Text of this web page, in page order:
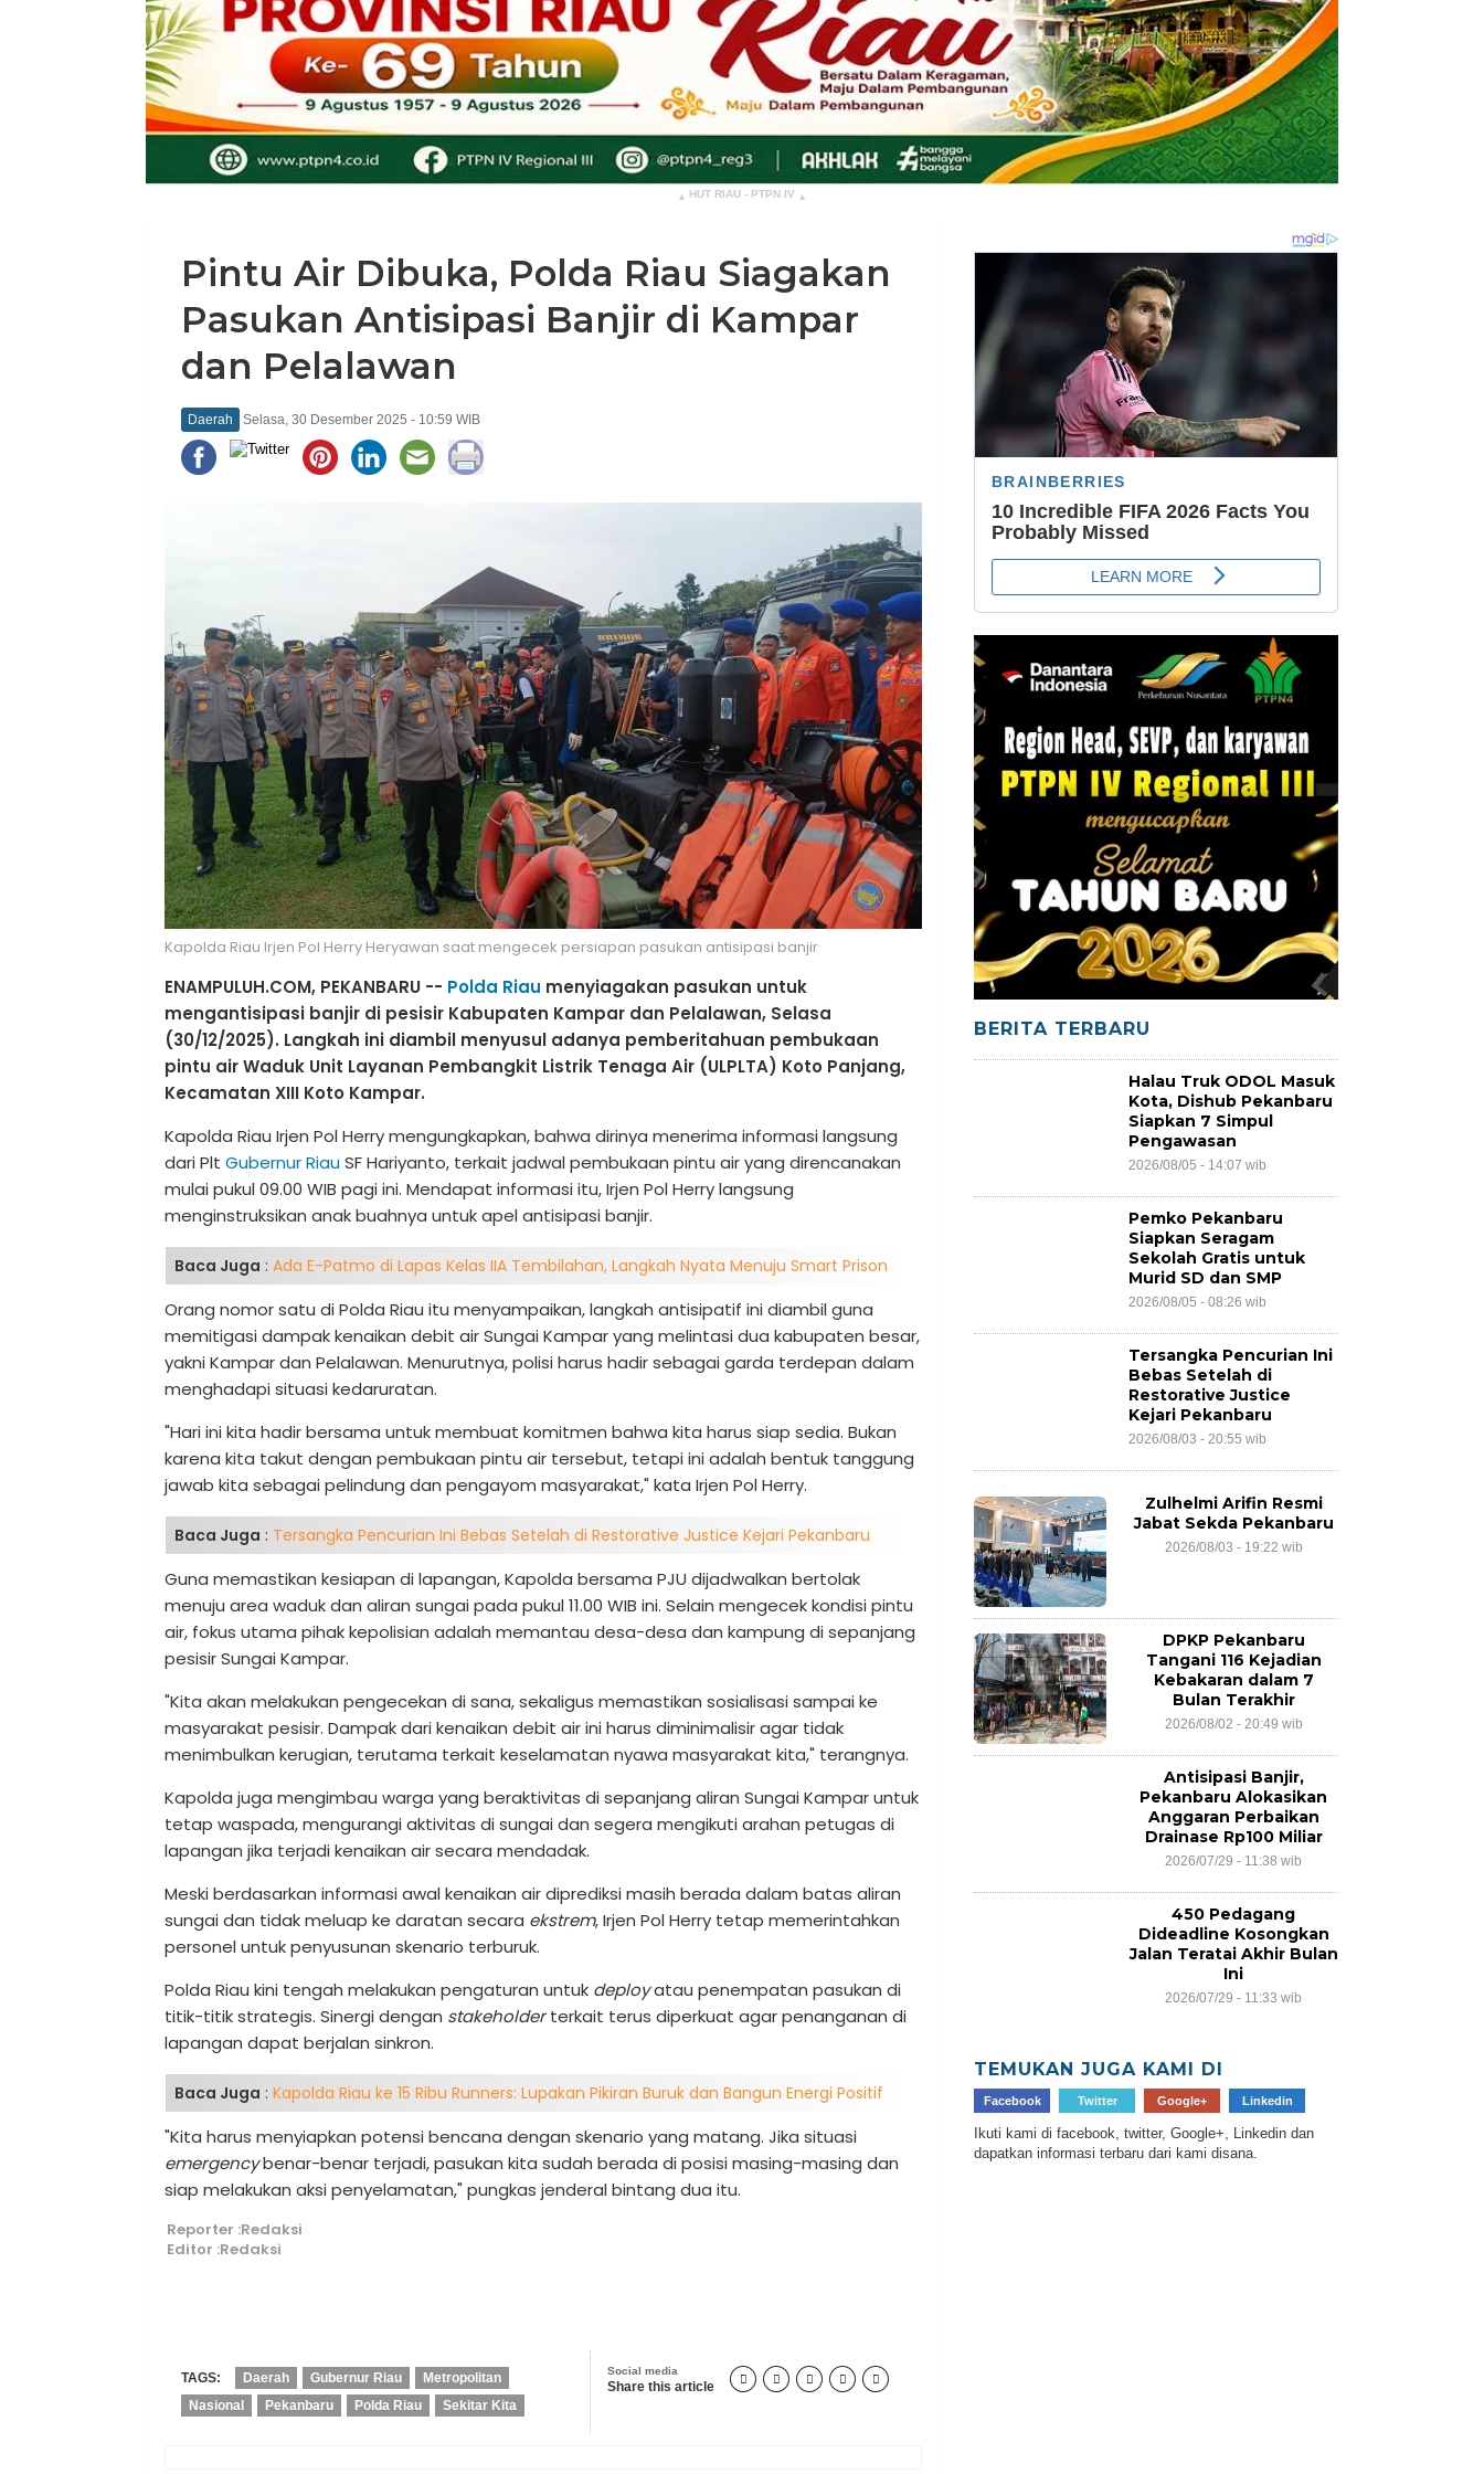
▴ HUT RIAU - PTPN IV ▴
Pintu Air Dibuka, Polda Riau Siagakan
Pasukan Antisipasi Banjir di Kampar
dan Pelalawan
Daerah Selasa, 30 Desember 2025 - 10:59 WIB
Kapolda Riau Irjen Pol Herry Heryawan saat mengecek persiapan pasukan antisipasi banjir
ENAMPULUH.COM, PEKANBARU -- Polda Riau menyiagakan pasukan untuk
mengantisipasi banjir di pesisir Kabupaten Kampar dan Pelalawan, Selasa
(30/12/2025). Langkah ini diambil menyusul adanya pemberitahuan pembukaan
pintu air Waduk Unit Layanan Pembangkit Listrik Tenaga Air (ULPLTA) Koto Panjang,
Kecamatan XIII Koto Kampar.
Kapolda Riau Irjen Pol Herry mengungkapkan, bahwa dirinya menerima informasi langsung
dari Plt Gubernur RiauSF Hariyanto, terkait jadwal pembukaan pintu air yang direncanakan
mulai pukul 09.00 WIB pagi ini. Mendapat informasi itu, Irjen Pol Herry langsung
menginstruksikan anak buahnya untuk apel antisipasi banjir.
Baca Juga : Ada E-Patmo di Lapas Kelas IIA Tembilahan, Langkah Nyata Menuju Smart Prison
Orang nomor satu di Polda Riau itu menyampaikan, langkah antisipatif ini diambil guna
memitigasi dampak kenaikan debit air Sungai Kampar yang melintasi dua kabupaten besar,
yakni Kampar dan Pelalawan. Menurutnya, polisi harus hadir sebagai garda terdepan dalam
menghadapi situasi kedaruratan.
"Hari ini kita hadir bersama untuk membuat komitmen bahwa kita harus siap sedia. Bukan
karena kita takut dengan pembukaan pintu air tersebut, tetapi ini adalah bentuk tanggung
jawab kita sebagai pelindung dan pengayom masyarakat," kata Irjen Pol Herry.
Baca Juga : Tersangka Pencurian Ini Bebas Setelah di Restorative Justice Kejari Pekanbaru
Guna memastikan kesiapan di lapangan, Kapolda bersama PJU dijadwalkan bertolak
menuju area waduk dan aliran sungai pada pukul 11.00 WIB ini. Selain mengecek kondisi pintu
air, fokus utama pihak kepolisian adalah memantau desa-desa dan kampung di sepanjang
pesisir Sungai Kampar.
"Kita akan melakukan pengecekan di sana, sekaligus memastikan sosialisasi sampai ke
masyarakat pesisir. Dampak dari kenaikan debit air ini harus diminimalisir agar tidak
menimbulkan kerugian, terutama terkait keselamatan nyawa masyarakat kita," terangnya.
Kapolda juga mengimbau warga yang beraktivitas di sepanjang aliran Sungai Kampar untuk
tetap waspada, mengurangi aktivitas di sungai dan segera mengikuti arahan petugas di
lapangan jika terjadi kenaikan air secara mendadak.
Meski berdasarkan informasi awal kenaikan air diprediksi masih berada dalam batas aliran
sungai dan tidak meluap ke daratan secara ekstrem, Irjen Pol Herry tetap memerintahkan
personel untuk penyusunan skenario terburuk.
Polda Riau kini tengah melakukan pengaturan untuk deployatau penempatan pasukan di
titik-titik strategis. Sinergi dengan stakeholderterkait terus diperkuat agar penanganan di
lapangan dapat berjalan sinkron.
Baca Juga : Kapolda Riau ke 15 Ribu Runners: Lupakan Pikiran Buruk dan Bangun Energi Positif
"Kita harus menyiapkan potensi bencana dengan skenario yang matang. Jika situasi
emergencybenar-benar terjadi, pasukan kita sudah berada di posisi masing-masing dan
siap melakukan aksi penyelamatan," pungkas jenderal bintang dua itu.
Reporter :Redaksi
Editor :Redaksi
Social media
Share this article     
TAGS: Daerah Gubernur Riau
Metropolitan
Nasional
Pekanbaru Polda Riau Sekitar Kita
BERITA TERBARU
Halau Truk ODOL Masuk
Kota, Dishub Pekanbaru
Siapkan 7 Simpul
Pengawasan
2026/08/05 - 14:07 wib
Pemko Pekanbaru
Siapkan Seragam
Sekolah Gratis untuk
Murid SD dan SMP
2026/08/05 - 08:26 wib
Tersangka Pencurian Ini
Bebas Setelah di
Restorative Justice
Kejari Pekanbaru
2026/08/03 - 20:55 wib
Zulhelmi Arifin Resmi
Jabat Sekda Pekanbaru
2026/08/03 - 19:22 wib
DPKP Pekanbaru
Tangani 116 Kejadian
Kebakaran dalam 7
Bulan Terakhir
2026/08/02 - 20:49 wib
Antisipasi Banjir,
Pekanbaru Alokasikan
Anggaran Perbaikan
Drainase Rp100 Miliar
2026/07/29 - 11:38 wib
450 Pedagang
Dideadline Kosongkan
Jalan Teratai Akhir Bulan
Ini
2026/07/29 - 11:33 wib
TEMUKAN JUGA KAMI DI
Facebook Twitter Google+ Linkedin
Ikuti kami di facebook, twitter, Google+, Linkedin dan
dapatkan informasi terbaru dari kami disana.